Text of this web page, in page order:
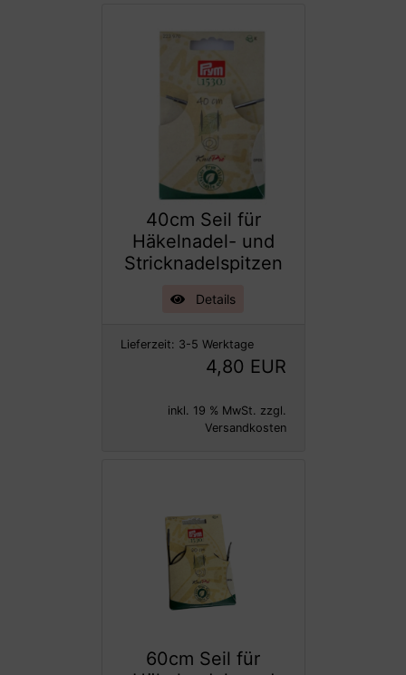
40cm Seil für
Häkelnadel- und
Stricknadelspitzen
Details
Lieferzeit: 3-5 Werktage
4,80 EUR
inkl. 19 % MwSt. zzgl.
Versandkosten
60cm Seil für